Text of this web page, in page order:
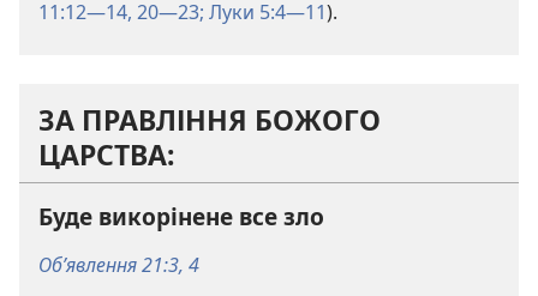
11:12—14, 20—23; Луки 5:4—11).
ЗА ПРАВЛІННЯ БОЖОГО
ЦАРСТВА:
Буде викорінене все зло
Об’явлення 21:3, 4